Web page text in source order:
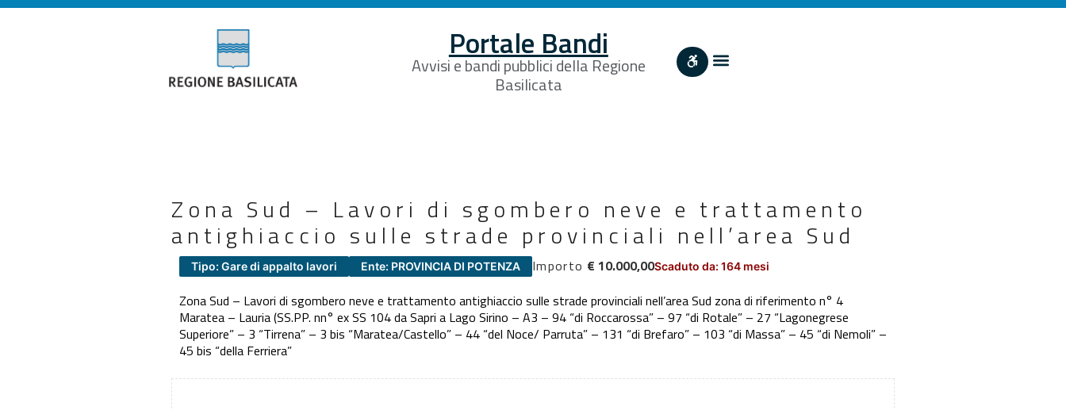
Portale Bandi
Avvisi e bandi pubblici della Regione
Basilicata
Zona Sud – Lavori di sgombero neve e trattamento
antighiaccio sulle strade provinciali nell’area Sud
Tipo: Gare di appalto lavori Ente: PROVINCIA DI POTENZA Importo € 10.000,00Scaduto da: 164 mesi
Zona Sud – Lavori di sgombero neve e trattamento antighiaccio sulle strade provinciali nell’area Sud zona di riferimento n° 4
Maratea – Lauria (SS.PP. nn° ex SS 104 da Sapri a Lago Sirino – A3 – 94 “di Roccarossa” – 97 “di Rotale” – 27 “Lagonegrese
Superiore” – 3 “Tirrena” – 3 bis “Maratea/Castello” – 44 “del Noce/ Parruta” – 131 “di Brefaro” – 103 “di Massa” – 45 “di Nemoli” –
45 bis “della Ferriera”